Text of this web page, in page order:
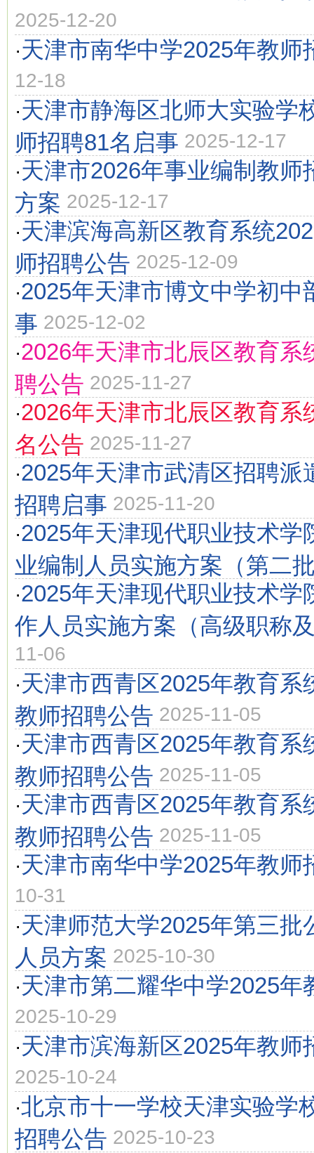
2025-12-20
·天津市南华中学2025年教师
12-18
·天津市静海区北师大实验学
师招聘81名启事 2025-12-17
·天津市2026年事业编制教师
方案 2025-12-17
·天津滨海高新区教育系统
师招聘公告 2025-12-09
·2025年天津市博文中学初中
事 2025-12-02
·2026年天津市北辰区教育系
聘公告 2025-11-27
·2026年天津市北辰区教育系
名公告 2025-11-27
·2025年天津市武清区招聘派
招聘启事 2025-11-20
·2025年天津现代职业技术学
业编制人员实施方案（第二
·2025年天津现代职业技术学
作人员实施方案（高级职称
11-06
·天津市西青区2025年教育系
教师招聘公告 2025-11-05
·天津市西青区2025年教育系
教师招聘公告 2025-11-05
·天津市西青区2025年教育系
教师招聘公告 2025-11-05
·天津市南华中学2025年教师
10-31
·天津师范大学2025年第三批
人员方案 2025-10-30
·天津市第二耀华中学2025年
2025-10-29
·天津市滨海新区2025年教师
2025-10-24
·北京市十一学校天津实验学
招聘公告 2025-10-23